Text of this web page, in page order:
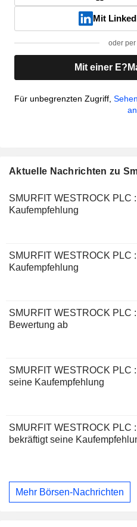
Mit
oder per
Mit einer
Für unbegrenzten Zugriff,
an.
Aktuelle Nachrichten zu
SMURFIT WESTROCK PLC
Kaufempfehlung
SMURFIT WESTROCK PLC
Kaufempfehlung
SMURFIT WESTROCK PLC
Bewertung ab
SMURFIT WESTROCK PLC
seine Kaufempfehlung
SMURFIT WESTROCK PLC
bekräftigt seine
Mehr Börsen-Nachrichten